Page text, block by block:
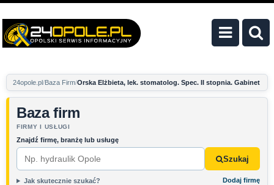
24opole.pl Baza Firm Orska Elżbieta, lek. stomatolog. Spec. II stopnia. Gabinet
Baza firm
FIRMY I USŁUGI
Znajdź firmę, branżę lub usługę
Szukaj
Jak skutecznie szukać? Dodaj firmę